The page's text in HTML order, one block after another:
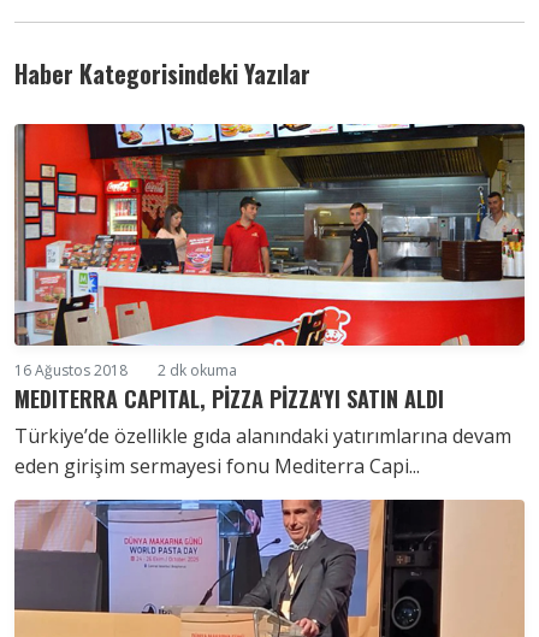
Haber Kategorisindeki Yazılar
16 Ağustos 2018 2 dk okuma
MEDITERRA CAPITAL, PİZZA PİZZA'YI SATIN ALDI
Türkiye’de özellikle gıda alanındaki yatırımlarına devam
eden girişim sermayesi fonu Mediterra Capi...